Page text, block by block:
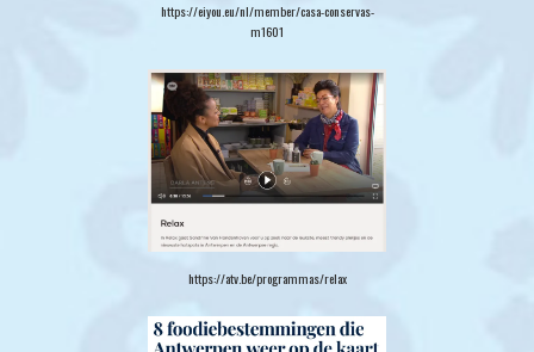
https://eiyou.eu/nl/member/casa-conservas-
m1601
https://atv.be/programmas/relax